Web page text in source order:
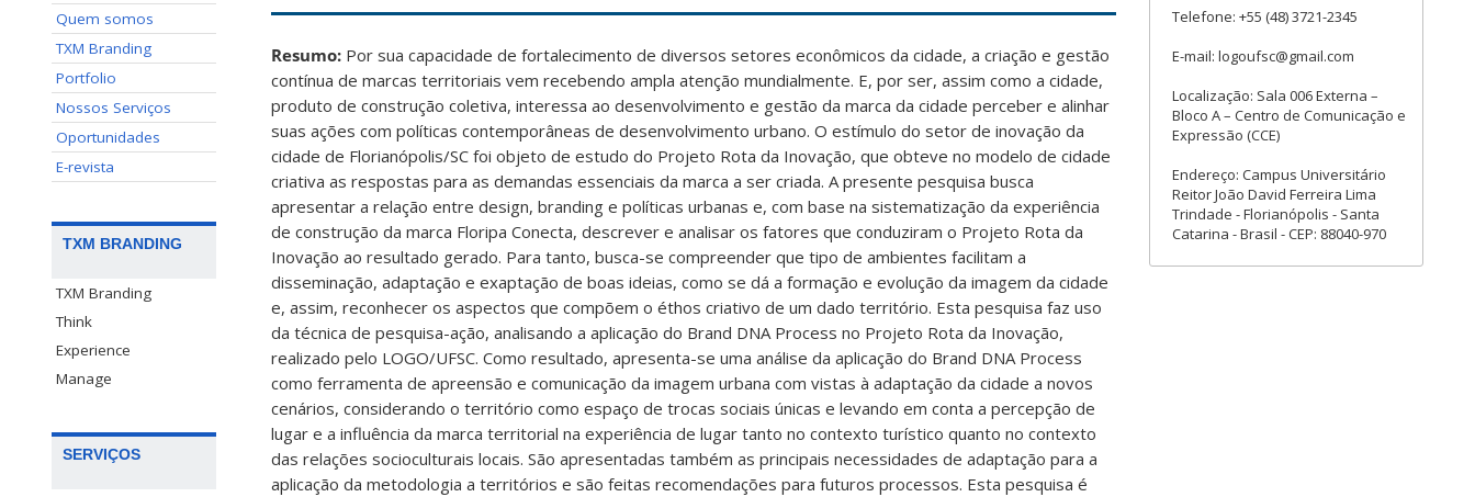
Quem somos
TXM Branding
Portfolio
Nossos Serviços
Oportunidades
E-revista
TXM BRANDING
TXM Branding
Think
Experience
Manage
SERVIÇOS
Resumo: Por sua capacidade de fortalecimento de diversos setores econômicos da cidade, a criação e gestão
contínua de marcas territoriais vem recebendo ampla atenção mundialmente. E, por ser, assim como a cidade,
produto de construção coletiva, interessa ao desenvolvimento e gestão da marca da cidade perceber e alinhar
suas ações com políticas contemporâneas de desenvolvimento urbano. O estímulo do setor de inovação da
cidade de Florianópolis/SC foi objeto de estudo do Projeto Rota da Inovação, que obteve no modelo de cidade
criativa as respostas para as demandas essenciais da marca a ser criada. A presente pesquisa busca
apresentar a relação entre design, branding e políticas urbanas e, com base na sistematização da experiência
de construção da marca Floripa Conecta, descrever e analisar os fatores que conduziram o Projeto Rota da
Inovação ao resultado gerado. Para tanto, busca-se compreender que tipo de ambientes facilitam a
disseminação, adaptação e exaptação de boas ideias, como se dá a formação e evolução da imagem da cidade
e, assim, reconhecer os aspectos que compõem o éthos criativo de um dado território. Esta pesquisa faz uso
da técnica de pesquisa-ação, analisando a aplicação do Brand DNA Process no Projeto Rota da Inovação,
realizado pelo LOGO/UFSC. Como resultado, apresenta-se uma análise da aplicação do Brand DNA Process
como ferramenta de apreensão e comunicação da imagem urbana com vistas à adaptação da cidade a novos
cenários, considerando o território como espaço de trocas sociais únicas e levando em conta a percepção de
lugar e a influência da marca territorial na experiência de lugar tanto no contexto turístico quanto no contexto
das relações socioculturais locais. São apresentadas também as principais necessidades de adaptação para a
aplicação da metodologia a territórios e são feitas recomendações para futuros processos. Esta pesquisa é
Telefone: +55 (48) 3721-2345
E-mail: logoufsc@gmail.com
Localização: Sala 006 Externa –
Bloco A – Centro de Comunicação e
Expressão (CCE)
Endereço: Campus Universitário
Reitor João David Ferreira Lima
Trindade - Florianópolis - Santa
Catarina - Brasil - CEP: 88040-970